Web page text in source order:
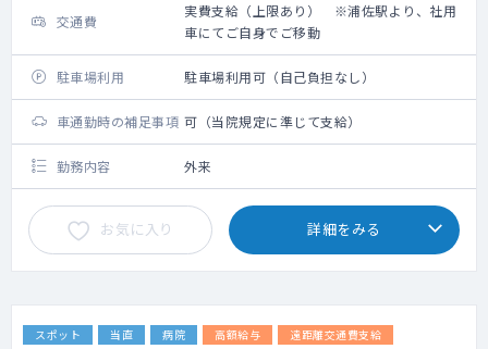
交通費
実費支給（上限あり） ※浦佐駅より、社用
車にてご自身でご移動
駐車場利用 駐車場利用可（自己負担なし）
車通勤時の補足事項 可（当院規定に準じて支給）
勤務内容 外来
お気に入り 詳細をみる
スポット 当直 病院 高額給与
遠距離交通費支給